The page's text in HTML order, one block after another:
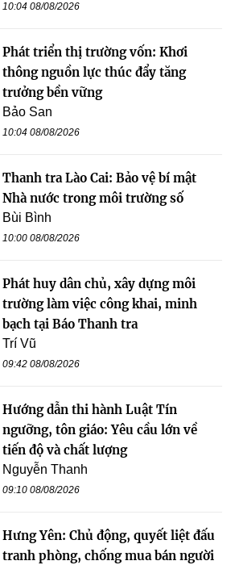
10:04 08/08/2026
Phát triển thị trường vốn: Khơi
thông nguồn lực thúc đẩy tăng
trưởng bền vững
Bảo San
10:04 08/08/2026
Thanh tra Lào Cai: Bảo vệ bí mật
Nhà nước trong môi trường số
Bùi Bình
10:00 08/08/2026
Phát huy dân chủ, xây dựng môi
trường làm việc công khai, minh
bạch tại Báo Thanh tra
Trí Vũ
09:42 08/08/2026
Hướng dẫn thi hành Luật Tín
ngưỡng, tôn giáo: Yêu cầu lớn về
tiến độ và chất lượng
Nguyễn Thanh
09:10 08/08/2026
Hưng Yên: Chủ động, quyết liệt đấu
tranh phòng, chống mua bán người